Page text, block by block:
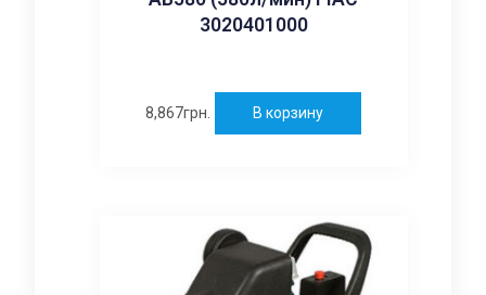
3020401000
8,867грн. В корзину